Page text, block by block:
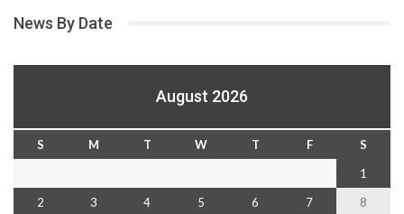
News By Date
August 2026
S M T W T F
S
1
2
3 4 5 6 7
8